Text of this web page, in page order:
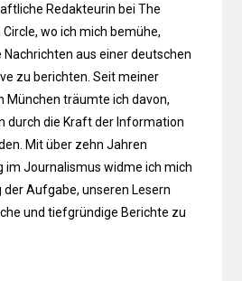
Redakteurin bei The
Circle, wo ich mich bemühe,
aus einer deutschen
zu berichten. Seit meiner
München träumte ich davon,
durch die Kraft der Information
Mit über zehn Jahren
im Journalismus widme ich mich
der Aufgabe, unseren Lesern
und tiefgründige Berichte zu